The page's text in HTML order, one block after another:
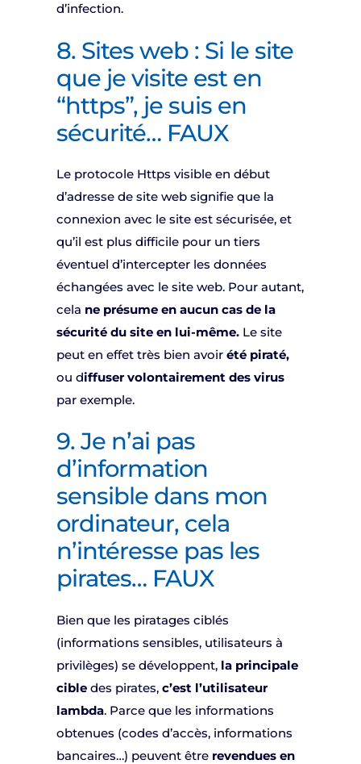
d’infection.
8. Sites web : Si le site
que je visite est en
“https”, je suis en
sécurité… FAUX
Le protocole Https visible en début
d’adresse de site web signifie que la
connexion avec le site est sécurisée, et
qu’il est plus difficile pour un tiers
éventuel d’intercepter les données
échangées avec le site web. Pour autant,
cela ne présume en aucun cas de la
sécurité du site en lui-même.Le site
peut en effet très bien avoirété piraté,
ou diffuser volontairement des virus
par exemple.
9. Je n’ai pas
d’information
sensible dans mon
ordinateur, cela
n’intéresse pas les
pirates… FAUX
Bien que les piratages ciblés
(informations sensibles, utilisateurs à
privilèges) se développent,la principale
cibledes pirates,c’est l’utilisateur
lambda. Parce que les informations
obtenues (codes d’accès, informations
bancaires…) peuvent êtrerevendues en